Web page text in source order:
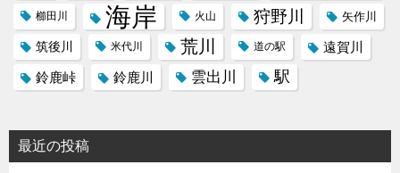
櫛田川 海岸 火山 狩野川 矢作川
筑後川 米代川 荒川 道の駅
遠賀川
鈴鹿峠
鈴鹿川 雲出川 駅
最近の投稿